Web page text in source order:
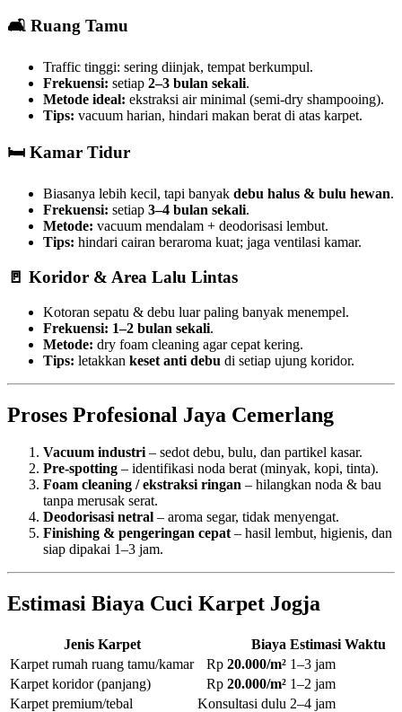
🛋️ Ruang Tamu
Traffic tinggi: sering diinjak, tempat berkumpul.
Frekuensi: setiap 2–3 bulan sekali.
Metode ideal: ekstraksi air minimal (semi-dry shampooing).
Tips: vacuum harian, hindari makan berat di atas karpet.
🛏️ Kamar Tidur
Biasanya lebih kecil, tapi banyak debu halus & bulu hewan.
Frekuensi: setiap 3–4 bulan sekali.
Metode: vacuum mendalam + deodorisasi lembut.
Tips: hindari cairan beraroma kuat; jaga ventilasi kamar.
🚪 Koridor & Area Lalu Lintas
Kotoran sepatu & debu luar paling banyak menempel.
Frekuensi: 1–2 bulan sekali.
Metode: dry foam cleaning agar cepat kering.
Tips: letakkan keset anti debu di setiap ujung koridor.
Proses Profesional Jaya Cemerlang
Vacuum industri– sedot debu, bulu, dan partikel kasar.
Pre-spotting – identifikasi noda berat (minyak, kopi, tinta).
Foam cleaning / ekstraksi ringan – hilangkan noda & bau
tanpa merusak serat.
Deodorisasi netral – aroma segar, tidak menyengat.
Finishing & pengeringan cepat– hasil lembut, higienis, dan
siap dipakai 1–3 jam.
Estimasi Biaya Cuci Karpet Jogja
Jenis Karpet Biaya Estimasi Waktu
Karpet rumah ruang tamu/kamar
Rp 20.000/m² 1–3 jam
Karpet koridor (panjang)
Rp 20.000/m² 1–2 jam
Karpet premium/tebal
Konsultasi dulu 2–4 jam